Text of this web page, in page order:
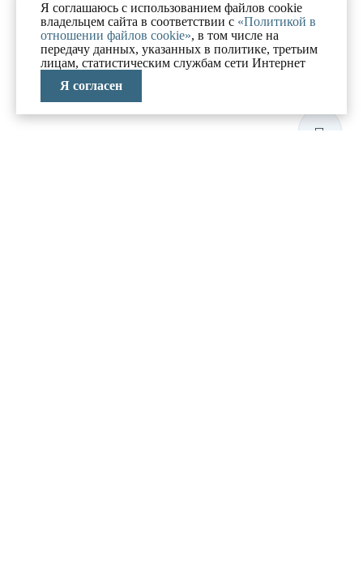
Я соглашаюсь с использованием файлов cookie
владельцем сайта в соответствии с «Политикой в
отношении файлов cookie», в том числе на
передачу данных, указанных в политике, третьим
лицам, статистическим службам сети Интернет
Я согласен